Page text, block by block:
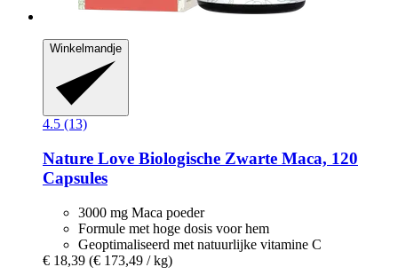
Winkelmandje
4.5 (13)
Nature Love Biologische Zwarte Maca, 120
Capsules
3000 mg Maca poeder
Formule met hoge dosis voor hem
Geoptimaliseerd met natuurlijke vitamine C
€ 18,39 (€ 173,49 / kg)